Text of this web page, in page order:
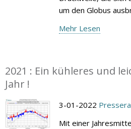
um den Globus
Mehr Lesen
2021 : Ein kühleres und
Jahr !
3-01-2022
Mit einer